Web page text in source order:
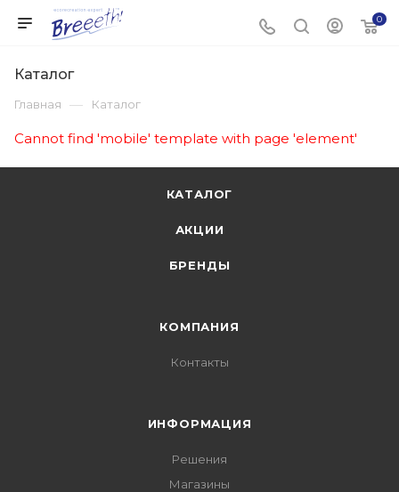
0
Каталог
Главная — Каталог
Cannot find 'mobile' template with page 'element'
КАТАЛОГ
АКЦИИ
БРЕНДЫ
КОМПАНИЯ
Контакты
ИНФОРМАЦИЯ
Решения
Магазины